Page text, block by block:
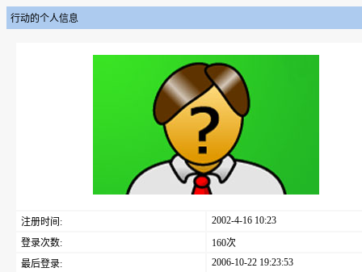
行动的个人信息
注册时间:
2002-4-16 10:23
登录次数:
160次
最后登录:
2006-10-22 19:23:53